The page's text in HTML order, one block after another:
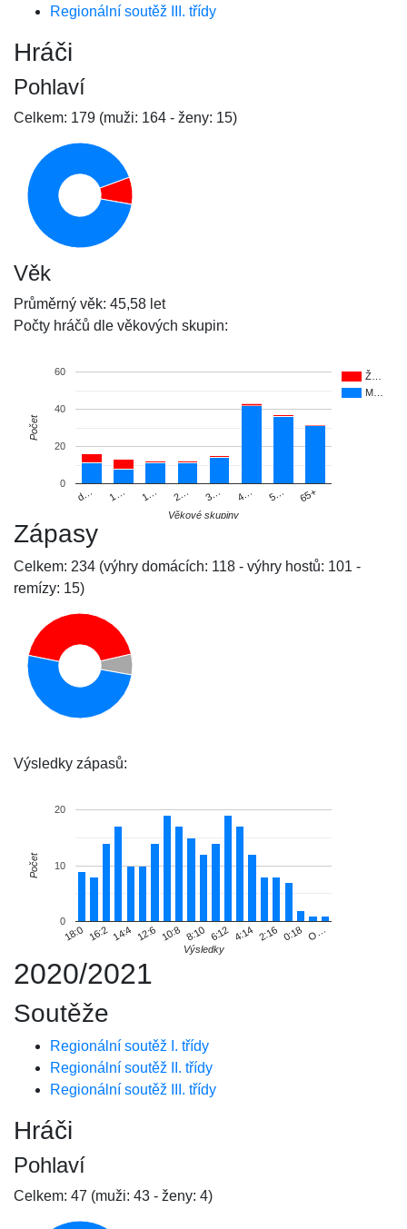
Regionální soutěž III. třídy
Hráči
Pohlaví
Celkem: 179 (muži: 164 - ženy: 15)
Věk
Průměrný věk: 45,58 let
Počty hráčů dle věkových skupin:
Ž…
M…
d… 1… 1… 2… 3… 4… 5… 65+
0
20
40
60
Věkové skupiny
Počet
Zápasy
Celkem: 234 (výhry domácích: 118 - výhry hostů: 101 -
remízy: 15)
Výsledky zápasů:
18:0 16:2 14:4 12:6 10:8 8:10 6:12 4:14 2:16 0:18 O…
0
10
20
Výsledky
Počet
2020/2021
Soutěže
Regionální soutěž I. třídy
Regionální soutěž II. třídy
Regionální soutěž III. třídy
Hráči
Pohlaví
Celkem: 47 (muži: 43 - ženy: 4)